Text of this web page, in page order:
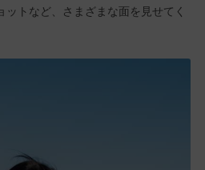
ットなど、さまざまな面を見せてく